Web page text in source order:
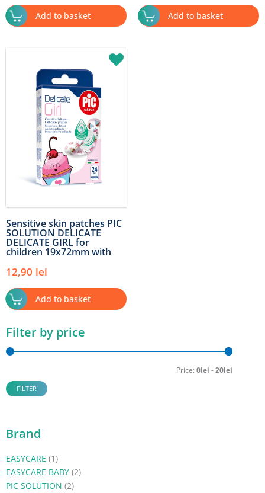
Filter by price
price
price
FILTER
Price:0lei -20lei
Brand
EASYCARE (1)
EASYCARE BABY (2)
PIC SOLUTION (2)
Add to basket Add to basket
Sensitive skin patches PIC
SOLUTION DELICATE
DELICATE GIRL for
children 19x72mm with
pcs/cut
12,90 lei
Add to basket